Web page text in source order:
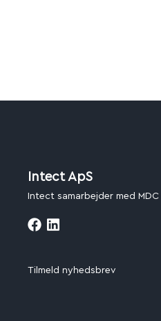
Intect ApS
Intect samarbejder med MDC
Tilmeld nyhedsbrev